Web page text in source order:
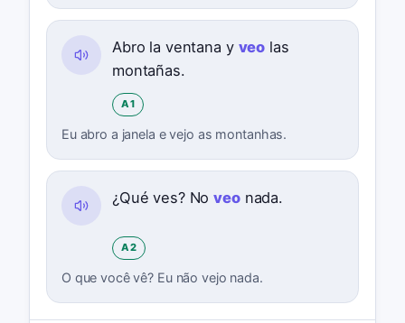
Abro la ventana y veo las
montañas.
A1
Eu abro a janela e vejo as montanhas.
¿Qué ves? Noveonada.
A2
O que você vê? Eu não vejo nada.